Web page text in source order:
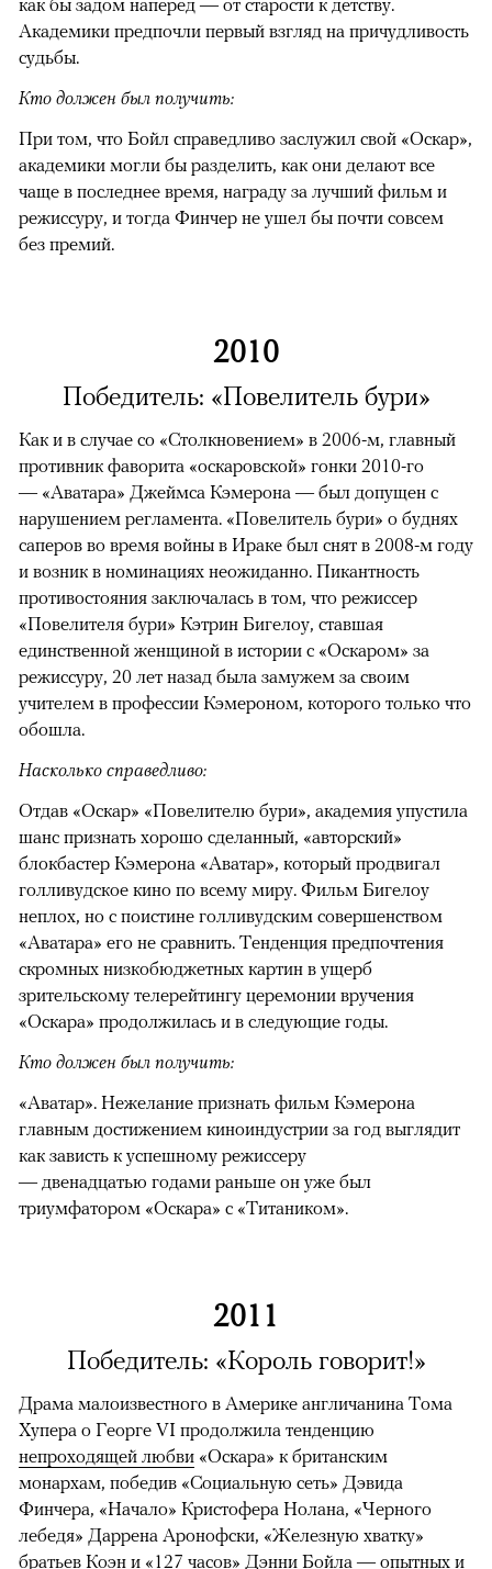
Академики предпочли первый взгляд на причудливость
судьбы.
Кто должен был получить:
При том, что Бойл справедливо заслужил свой «Оскар»,
академики могли бы разделить, как они делают все
чаще в последнее время, награду за лучший фильм и
режиссуру, и тогда Финчер не ушел бы почти совсем
без премий.
2010
Победитель: «Повелитель бури»
Как и в случае со «Столкновением» в 2006-м, главный
противник фаворита «оскаровской» гонки 2010-го
— «Аватара» Джеймса Кэмерона — был допущен с
нарушением регламента. «Повелитель бури» о буднях
саперов во время войны в Ираке был снят в 2008-м году
и возник в номинациях неожиданно. Пикантность
противостояния заключалась в том, что режиссер
«Повелителя бури» Кэтрин Бигелоу, ставшая
единственной женщиной в истории с «Оскаром» за
режиссуру, 20 лет назад была замужем за своим
учителем в профессии Кэмероном, которого только что
обошла.
Насколько справедливо:
Отдав «Оскар» «Повелителю бури», академия упустила
шанс признать хорошо сделанный, «авторский»
блокбастер Кэмерона «Аватар», который продвигал
голливудское кино по всему миру. Фильм Бигелоу
неплох, но с поистине голливудским совершенством
«Аватара» его не сравнить. Тенденция предпочтения
скромных низкобюджетных картин в ущерб
зрительскому телерейтингу церемонии вручения
«Оскара» продолжилась и в следующие годы.
Кто должен был получить:
«Аватар». Нежелание признать фильм Кэмерона
главным достижением киноиндустрии за год выглядит
как зависть к успешному режиссеру
— двенадцатью годами раньше он уже был
триумфатором «Оскара» с «Титаником».
2011
Победитель: «Король говорит!»
Драма малоизвестного в Америке англичанина Тома
Хупера о Георге VI продолжила тенденцию
непроходящей любви «Оскара» к британским
монархам, победив «Социальную сеть» Дэвида
Финчера, «Начало» Кристофера Нолана, «Черного
лебедя» Даррена Аронофски, «Железную хватку»
братьев Коэн и «127 часов» Дэнни Бойла — опытных и